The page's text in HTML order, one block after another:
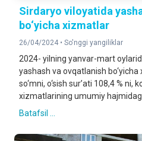
Sirdaryo viloyatida
bo‘yicha xizmatlar
26/04/2024 • So'nggi yangiliklar
2024- yilning yanvar-mart
yashash va ovqatlanish
so‘mni, o‘sish sur’ati 108,4 % ni,
xizmatlarining umumiy
Batafsil ...